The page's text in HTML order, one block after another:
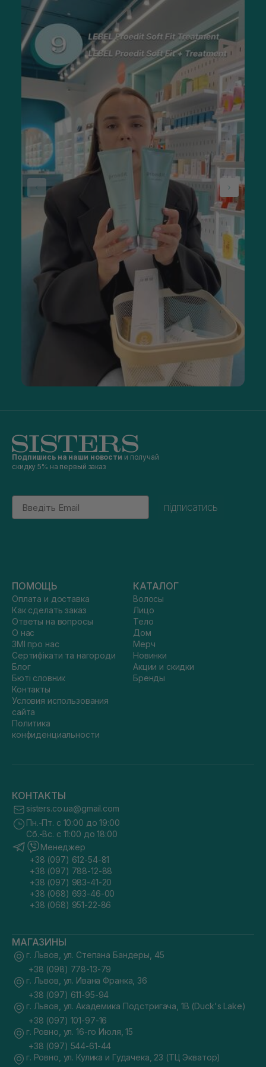
Подпишись на наши новости и получай
скидку 5% на первый заказ
Email
підписатись
ПОМОЩЬ
Оплата и доставка
Как сделать заказ
Ответы на вопросы
О нас
ЗМІ про нас
Сертифікати та нагороди
Блог
Бюті словник
Контакты
Условия использования
сайта
Политика
конфиденциальности
КАТАЛОГ
Волосы
Лицо
Тело
Дом
Мерч
Новинки
Акции и скидки
Бренды
КОНТАКТЫ
sisters.co.ua@gmail.com
Пн.-Пт. с 10:00 до 19:00
Сб.-Вс. с 11:00 до 18:00
Менеджер
+38 (097) 612-54-81
+38 (097) 788-12-88
+38 (097) 983-41-20
+38 (068) 693-46-00
+38 (068) 951-22-86
МАГАЗИНЫ
г. Львов, ул. Степана Бандеры, 45
+38 (098) 778-13-79
г. Львов, ул. Ивана Франка, 36
+38 (097) 611-95-94
г. Львов, ул. Академика Подстригача, 1В (Duck's Lake)
+38 (097) 101-97-16
г. Ровно, ул. 16-го Июля, 15
+38 (097) 544-61-44
г. Ровно, ул. Кулика и Гудачека, 23 (ТЦ Экватор)